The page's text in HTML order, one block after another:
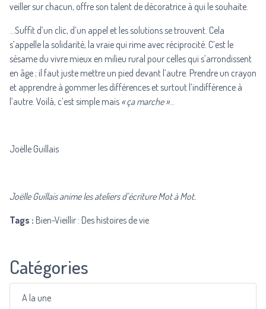
veiller sur chacun, offre son talent de décoratrice à qui le souhaite.
…Suffit d’un clic, d’un appel et les solutions se trouvent. Cela
s’appelle la solidarité, la vraie qui rime avec réciprocité. C’est le
sésame du vivre mieux en milieu rural pour celles qui s’arrondissent
en âge ; il faut juste mettre un pied devant l’autre. Prendre un crayon
et apprendre à gommer les différences et surtout l’indifférence à
l’autre. Voilà, c’est simple mais « ça marche »…
Joëlle Guillais
Joëlle Guillais anime les ateliers d’écriture Mot à Mot.
Tags : Bien-Vieillir : Des histoires de vie
Catégories
A la une